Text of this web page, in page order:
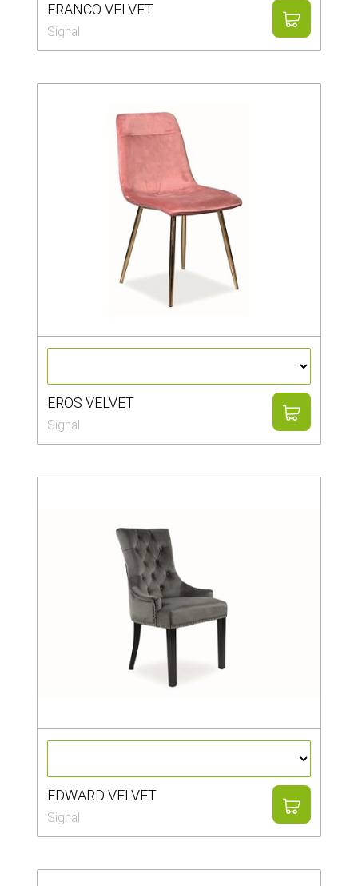
FRANCO VELVET
Signal
EROS VELVET
Signal
EDWARD VELVET
Signal